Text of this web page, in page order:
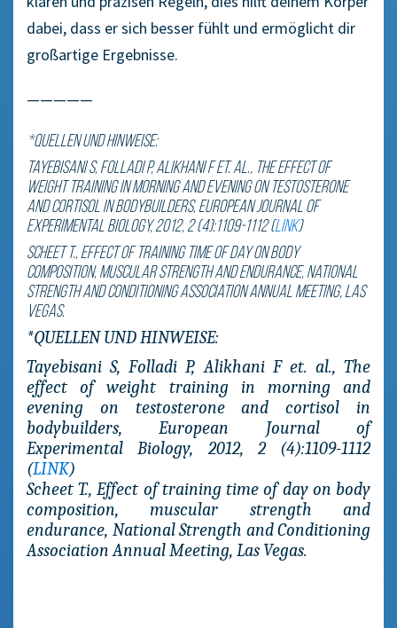
dabei, dass er sich besser fühlt und ermöglicht dir
großartige Ergebnisse.
—————
*QUELLEN UND HINWEISE:
Tayebisani S, Folladi P, Alikhani F et. al., The effect of
weight training in morning and evening on testosterone
and cortisol in bodybuilders, European Journal of
Experimental Biology, 2012, 2 (4):1109-1112 (LINK)
Scheet T., Effect of training time of day on body
composition, muscular strength and endurance, National
Strength and Conditioning Association Annual Meeting, Las
Vegas.
*QUELLEN UND HINWEISE:
Tayebisani S, Folladi P, Alikhani F et. al., The
effect of weight training in morning and
evening on testosterone and cortisol in
bodybuilders, European Journal of
Experimental Biology, 2012, 2 (4):1109-1112
(LINK)
Scheet T., Effect of training time of day on body
composition, muscular strength and
endurance, National Strength and Conditioning
Association Annual Meeting, Las Vegas.